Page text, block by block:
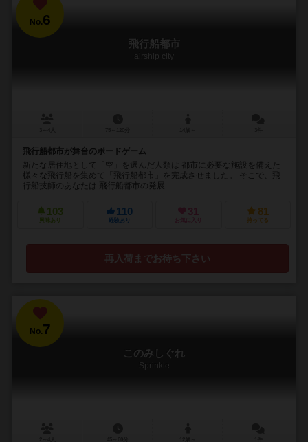
No.6
飛行船都市
airship city
飛行船都市が舞台のボードゲーム
新たな居住地として「空」を選んだ人類は 都市に必要な施設を備えた
様々な飛行船を集めて「飛行船都市」を完成させました。 そこで、飛
行船技師のあなたは 飛行船都市の発展...
103
興味あり
110
経験あり
31
お気に入り
81
持ってる
再入荷までお待ち下さい
No.7
このみしぐれ
Sprinkle